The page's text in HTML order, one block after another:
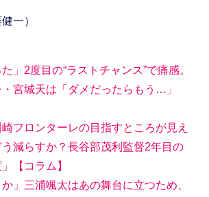
一）
」2度目の“ラストチャンス”で痛感。
宮城天は「ダメだったらもう…」
フロンターレの目指すところが見え
減らすか？長谷部茂利監督2年目の
【コラム】
か」三浦颯太はあの舞台に立つため、